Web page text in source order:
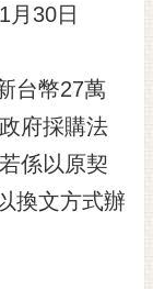
月30日
台幣27萬
府採購法
係以原契
換文方式辦